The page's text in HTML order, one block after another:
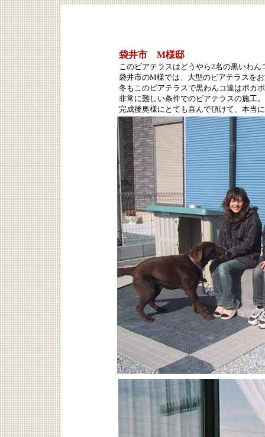
袋井市 M様邸
このビアテラスはどうやら2名の黒いわ
袋井市のM様では、大型のビアテラスを
冬もこのビアテラスで黒わんコ達はポカ
非常に難しい条件でのビアテラスの施工
完成後奥様にとても喜んで頂けて、本当